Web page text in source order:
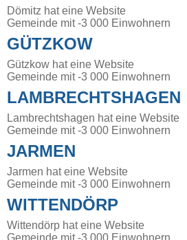
Dömitz hat eine Website
Gemeinde mit -3 000 Einwohnern
GÜTZKOW
Gützkow hat eine Website
Gemeinde mit -3 000 Einwohnern
LAMBRECHTSHAGEN
Lambrechtshagen hat eine Website
Gemeinde mit -3 000 Einwohnern
JARMEN
Jarmen hat eine Website
Gemeinde mit -3 000 Einwohnern
WITTENDÖRP
Wittendörp hat eine Website
Gemeinde mit -3 000 Einwohnern